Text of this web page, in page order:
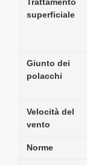
superficiale
Giunto dei
polacchi
Velocità del
vento
Norme